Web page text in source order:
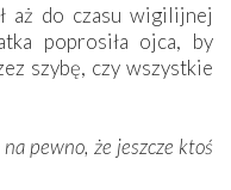
aż do czasu wigilijnej
poprosiła ojca, by
szybę, czy wszystkie
pewno, że jeszcze ktoś